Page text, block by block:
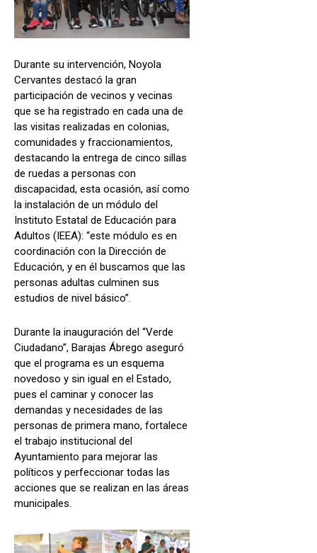
Durante su intervención, Noyola
Cervantes destacó la gran
participación de vecinos y vecinas
que se ha registrado en cada una de
las visitas realizadas en colonias,
comunidades y fraccionamientos,
destacando la entrega de cinco sillas
de ruedas a personas con
discapacidad, esta ocasión, así como
la instalación de un módulo del
Instituto Estatal de Educación para
Adultos (IEEA): “este módulo es en
coordinación con la Dirección de
Educación, y en él buscamos que las
personas adultas culminen sus
estudios de nivel básico”.
Durante la inauguración del “Verde
Ciudadano”, Barajas Ábrego aseguró
que el programa es un esquema
novedoso y sin igual en el Estado,
pues el caminar y conocer las
demandas y necesidades de las
personas de primera mano, fortalece
el trabajo institucional del
Ayuntamiento para mejorar las
políticos y perfeccionar todas las
acciones que se realizan en las áreas
municipales.